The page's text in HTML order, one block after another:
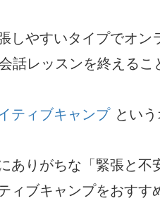
しやすいタイプでオ
話レッスンを終えるこ
ティブキャンプ とい
ありがちな「緊張と不
ィブキャンプをおすす